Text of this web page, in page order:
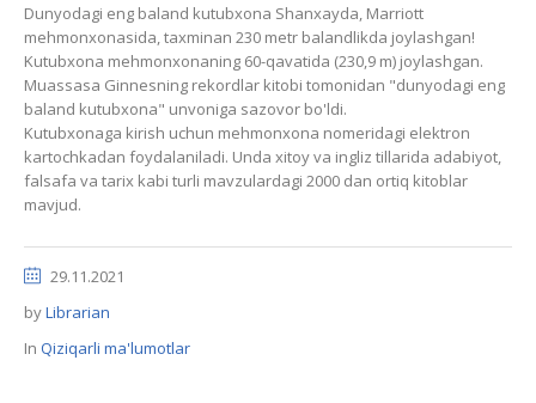
Dunyodagi eng baland kutubxona Shanxayda, Marriott
mehmonxonasida, taxminan 230 metr balandlikda joylashgan!
Kutubxona mehmonxonaning 60-qavatida (230,9 m) joylashgan.
Muassasa Ginnesning rekordlar kitobi tomonidan "dunyodagi eng
baland kutubxona" unvoniga sazovor bo'ldi.
Kutubxonaga kirish uchun mehmonxona nomeridagi elektron
kartochkadan foydalaniladi. Unda xitoy va ingliz tillarida adabiyot,
falsafa va tarix kabi turli mavzulardagi 2000 dan ortiq kitoblar
mavjud.
29.11.2021
byLibrarian
In Qiziqarli ma'lumotlar